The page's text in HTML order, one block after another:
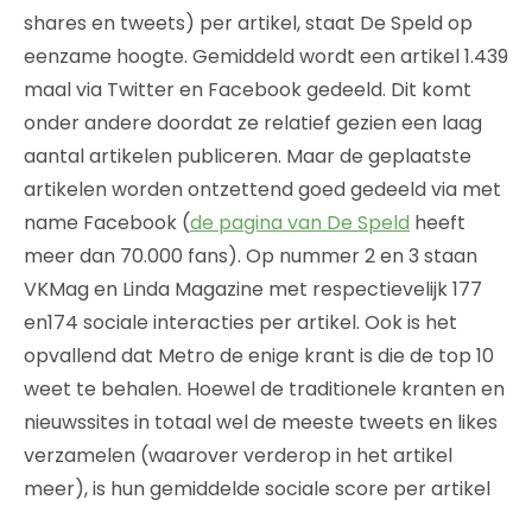
shares en tweets) per artikel, staat De Speld op
eenzame hoogte. Gemiddeld wordt een artikel 1.439
maal via Twitter en Facebook gedeeld. Dit komt
onder andere doordat ze relatief gezien een laag
aantal artikelen publiceren. Maar de geplaatste
artikelen worden ontzettend goed gedeeld via met
name Facebook (de pagina van De Speld heeft
meer dan 70.000 fans). Op nummer 2 en 3 staan
VKMag en Linda Magazine met respectievelijk 177
en174 sociale interacties per artikel. Ook is het
opvallend dat Metro de enige krant is die de top 10
weet te behalen. Hoewel de traditionele kranten en
nieuwssites in totaal wel de meeste tweets en likes
verzamelen (waarover verderop in het artikel
meer), is hun gemiddelde sociale score per artikel